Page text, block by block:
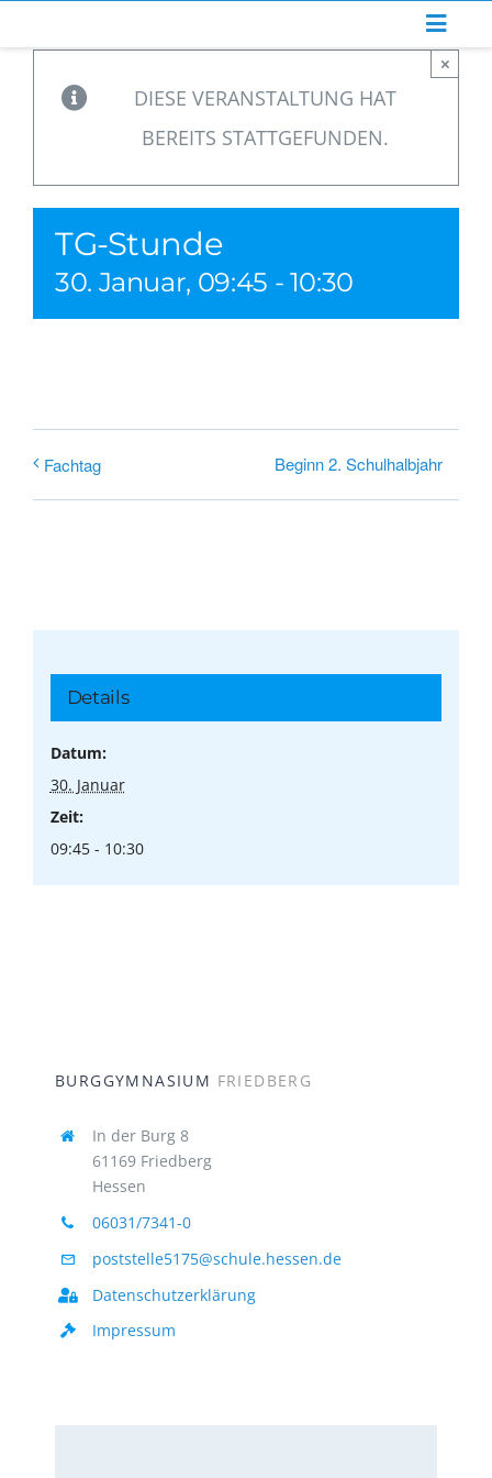
Inhalt
springen
DIESE VERANSTALTUNG HAT
BEREITS STATTGEFUNDEN.
×
TG-Stunde
30. Januar, 09:45 - 10:30
Fachtag Beginn 2. Schulhalbjahr
Details
Datum:
30. Januar
Zeit:
09:45 - 10:30
BURGGYMNASIUM FRIEDBERG
In der Burg 8
61169 Friedberg
Hessen
06031/7341-0
poststelle5175@schule.hessen.de
Datenschutzerklärung
Impressum